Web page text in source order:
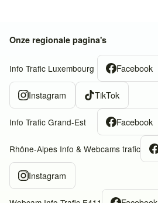
Onze regionale pagina's
Info Trafic Luxembourg Facebook
Instagram TikTok
Info Trafic Grand-Est Facebook
Rhône-Alpes Info & Webcams trafic
Instagram